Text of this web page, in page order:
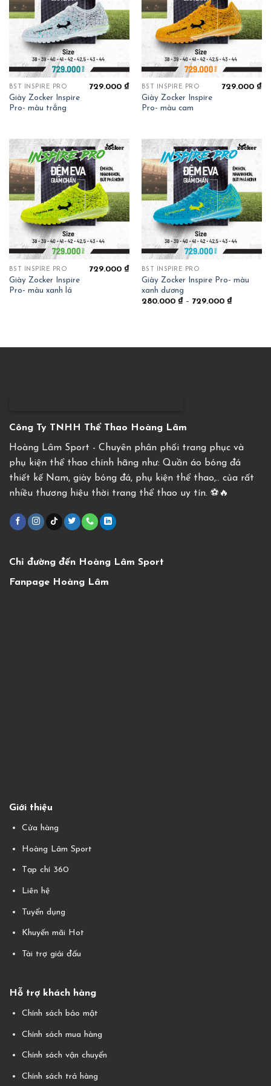
BST INSPIRE PRO
Giày Zocker Inspire
Pro- màu trắng
729.000₫ BST INSPIRE PRO
Giày Zocker Inspire
Pro- màu cam
729.000₫
BST INSPIRE PRO
Giày Zocker Inspire
Pro- màu xanh lá
729.000₫ BST INSPIRE PRO
Giày Zocker Inspire Pro- màu
xanh dương
280.000 ₫ – 729.000 ₫
Công Ty TNHH Thể Thao Hoàng Lâm
Hoàng Lâm Sport - Chuyên phân phối trang phục và
phụ kiện thể thao chính hãng như: Quần áo bóng đá
thiết kế Nam, giày bóng đá, phụ kiện thể thao,.. của rất
nhiều thương hiệu thời trang thể thao uy tín. ⚽️🔥
Giới thiệu
Cửa hàng
Hoàng Lâm Sport
Tạp chí 360
Liên hệ
Tuyển dụng
Khuyến mãi Hot
Tài trợ giải đấu
Hỗ trợ khách hàng
Chính sách bảo mật
Chính sách mua hàng
Chính sách vận chuyển
Chính sách trả hàng
Chỉ đường đến Hoàng Lâm Sport
Fanpage Hoàng Lâm